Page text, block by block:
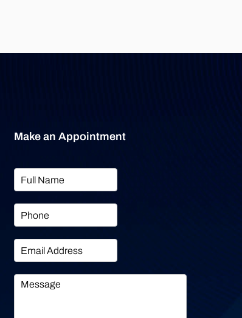
Make an Appointment